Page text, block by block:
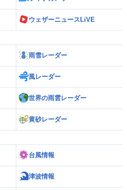
ウェザーニュースLiVE
雨雪レーダー
風レーダー
世界の雨雲レーダー
黄砂レーダー
台風情報
津波情報